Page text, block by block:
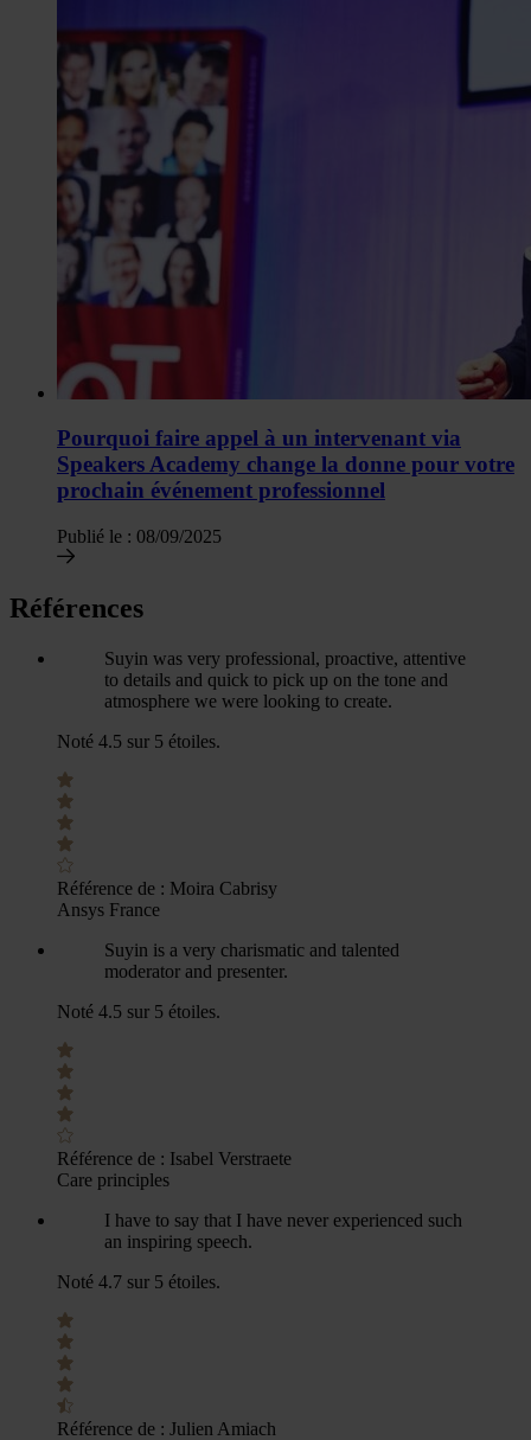
Pourquoi faire appel à un intervenant via
Speakers Academy change la donne pour votre
prochain événement professionnel
Publié le : 08/09/2025
Références
Suyin was very professional, proactive, attentive
to details and quick to pick up on the tone and
atmosphere we were looking to create.
Noté 4.5 sur 5 étoiles.
Référence de : Moira Cabrisy
Ansys France
Suyin is a very charismatic and talented
moderator and presenter.
Noté 4.5 sur 5 étoiles.
Référence de : Isabel Verstraete
Care principles
I have to say that I have never experienced such
an inspiring speech.
Noté 4.7 sur 5 étoiles.
Référence de : Julien Amiach